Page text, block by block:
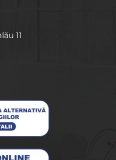
11